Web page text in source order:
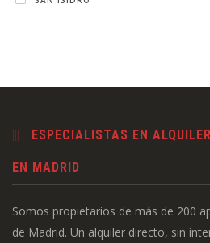
ESPECIALISTAS EN
EN MADRID
Somos propietarios de más de 200
de Madrid. Un alquiler directo, sin